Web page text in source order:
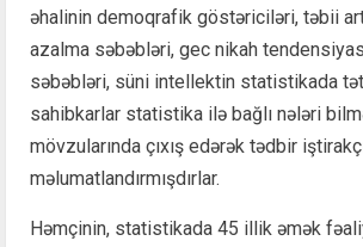
əhalinin demoqrafik göstəriciləri, təbii
azalma səbəbləri, gec nikah
səbəbləri, süni intellektin statistikada
sahibkarlar statistika ilə bağlı nələri
mövzularında çıxış edərək tədbir
məlumatlandırmışdırlar.
Həmçinin, statistikada 45 illik əmək